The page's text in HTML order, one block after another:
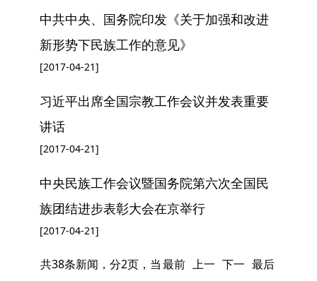
中共中央、国务院印发《关于加强和改进
新形势下民族工作的意见》
[2017-04-21]
习近平出席全国宗教工作会议并发表重要
讲话
[2017-04-21]
中央民族工作会议暨国务院第六次全国民
族团结进步表彰大会在京举行
[2017-04-21]
共38条新闻，分2页，当最前 上一 下一 最后